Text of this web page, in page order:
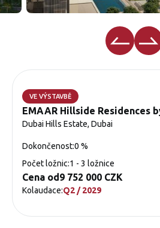
VE VÝSTAVBĚ
EMAAR Hillside Residences
Dubai Hills Estate, Dubai
Dokončenost:0 %
Počet ložnic:1 - 3 ložnice
Cena od9 752 000 CZK
Kolaudace:Q2 / 2029